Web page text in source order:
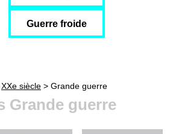
Moyen Age
XXe siècle
Guerre froide
XXe siècle > Grande guerre
Grande guerre